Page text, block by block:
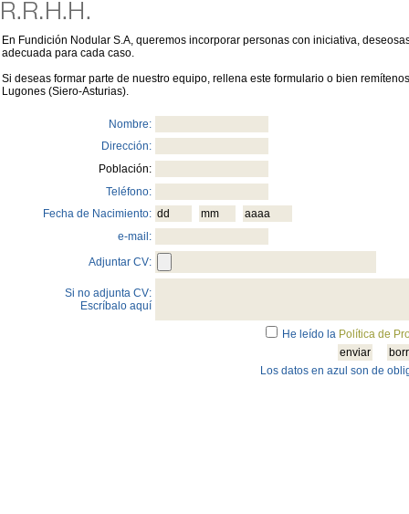
En Fundición Nodular S.A, queremos incorporar personas con iniciativa,
adecuada para cada caso.
Si deseas formar parte de nuestro equipo, rellena este formulario o bien
Lugones (Siero-Asturias).
Nombre:
Dirección:
Población:
Teléfono:
Fecha de Nacimiento:
e-mail:
Adjuntar CV:
Si no adjunta CV:
Escríbalo aquí
He leído la Política de
Los datos en azul son de